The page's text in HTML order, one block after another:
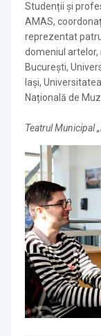
Studenții și
AMAS,
reprezentat
domeniul
București,
Iași,
Națională de
Teatrul Municipal